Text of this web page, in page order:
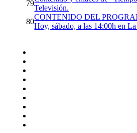
79
Televisión.
80
CONTENIDO DEL
Hoy, sábado, a las 14:00h en